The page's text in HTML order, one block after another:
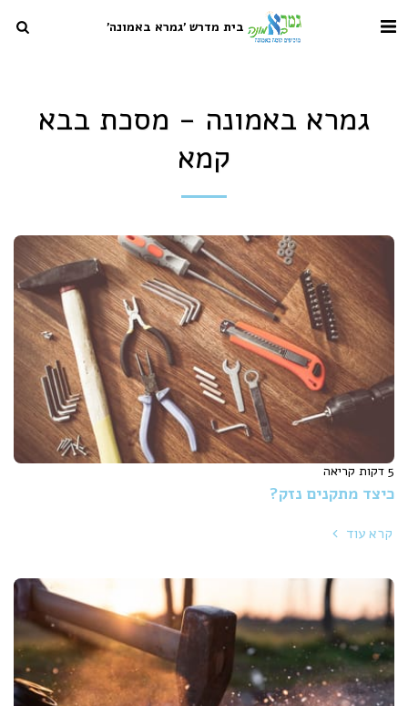
בית מדרש 'גמרא באמונה'
גמרא באמונה - מסכת בבא
קמא
5 דקות קריאה
כיצד מתקנים נזק?
קרא עוד